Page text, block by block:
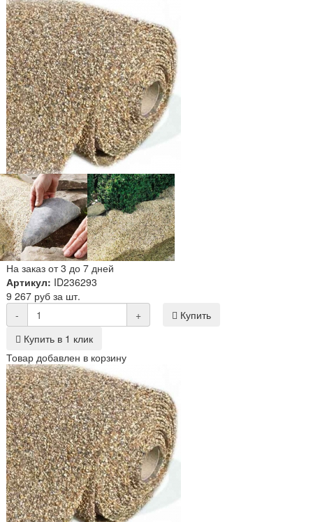
На заказ от 3 до 7 дней
Артикул: ID236293
9 267 руб за шт.
-
+
Купить
Купить в 1 клик
Товар добавлен в корзину